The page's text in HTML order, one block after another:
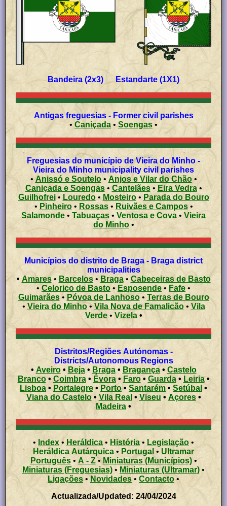
Bandeira (2x3) Estandarte (1X1)
Antigas freguesias - Former civil parishes
• Caniçada •Soengas •
Freguesias do município de Vieira do Minho -
Vieira do Minho municipality civil parishes
• Anissó e Soutelo•Anjos e Vilar do Chão•
Caniçada e Soengas•Cantelães• Eira Vedra•
Guilhofrei• Louredo • Mosteiro• Parada do Bouro
• Pinheiro• Rossas• Ruivães e Campos•
Salamonde • Tabuaças • Ventosa e Cova • Vieira
do Minho•
Municípios do distrito de Braga - Braga district
municipalities
• Amares• Barcelos• Braga• Cabeceiras de Basto
•
Celorico de Basto • Esposende • Fafe •
Guimarães• Póvoa de Lanhoso•
Terras de Bouro
• Vieira do Minho• Vila Nova de Famalicão• Vila
Verde• Vizela•
Distritos/Regiões Autónomas -
Districts/Autonomous Regions
• Aveiro• Beja• Braga• Bragança• Castelo
Branco•Coimbra• Évora• Faro• Guarda•Leiria•
Lisboa • Portalegre • Porto• Santarém • Setúbal •
Viana do Castelo• Vila Real • Viseu • Açores •
Madeira •
• Index • Heráldica • História • Legislação •
Heráldica Autárquica • Portugal • Ultramar
Português• A - Z•Miniaturas (Municípios)•
Miniaturas (Freguesias) • Miniaturas (Ultramar)•
Ligações •Novidades • Contacto•
Actualizada/Updated: 24/04/2024